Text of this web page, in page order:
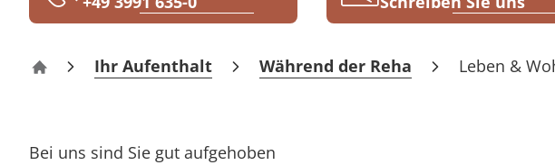
Rheumatologie
AHG Klinik Waren
Ihr Aufenthalt Während der Reha Leben &
Bei uns sind Sie gut aufgehoben